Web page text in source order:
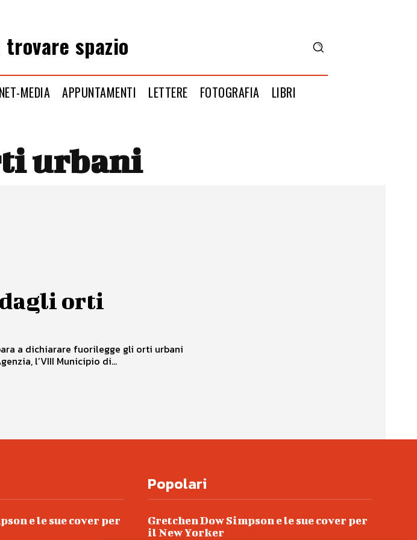
spazio
MEDIA APPUNTAMENTI LETTERE FOTOGRAFIA LIBRI
urbani
orti
a dichiarare fuorilegge gli orti urbani
l’VIII Municipio di...
e le sue cover per
Popolari
Gretchen Dow Simpson e le sue cover per
il New Yorker